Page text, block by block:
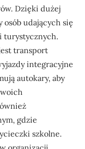
Dzięki dużej
udających się
turystycznych.
transport
integracyjne
autokary, aby
gdzie
szkolne.